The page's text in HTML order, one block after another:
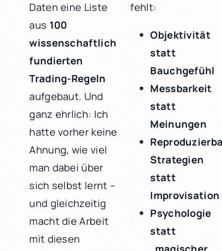
Daten eine Liste
aus 100
wissenschaftlich
fundierten
Trading-Regeln
aufgebaut. Und
ganz ehrlich: Ich
hatte vorher keine
Ahnung, wie viel
man dabei über
sich selbst lernt –
und gleichzeitig
macht die Arbeit
mit diesen
fehlt:
Objektivität
statt
Bauchgefühl
Messbarkeit
statt
Meinungen
Strategien
statt
Improvisation
Psychologie
statt